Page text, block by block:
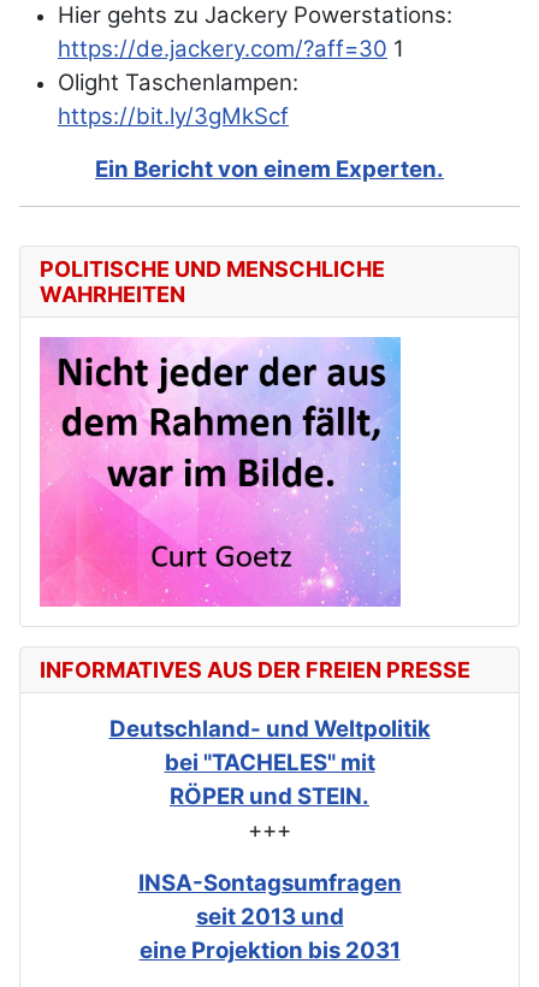
Hier gehts zu Jackery Powerstations:
https://de.jackery.com/?aff=30 1
Olight Taschenlampen:
https://bit.ly/3gMkScf
Ein Bericht von einem Experten.
POLITISCHE UND MENSCHLICHE
WAHRHEITEN
INFORMATIVES AUS DER FREIEN PRESSE
Deutschland- und Weltpolitik
bei "TACHELES" mit
RÖPER und STEIN.
+++
INSA-Sontagsumfragen
seit 2013 und
eine Projektion bis 2031